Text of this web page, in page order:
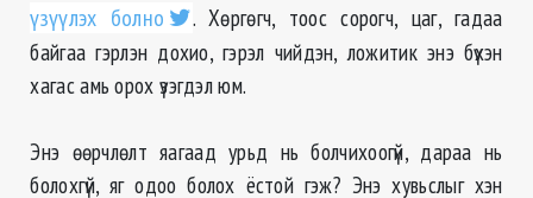
үзүүлэх болно
. Хөргөгч, тоос сорогч, цаг, гадаа
байгаа гэрлэн дохио, гэрэл чийдэн, ложитик энэ бүхэн
хагас амь орох үзэгдэл юм.
Энэ өөрчлөлт яагаад урьд нь болчихоогүй, дараа нь
болохгүй, яг одоо болох ёстой гэж? Энэ хувьслыг хэн